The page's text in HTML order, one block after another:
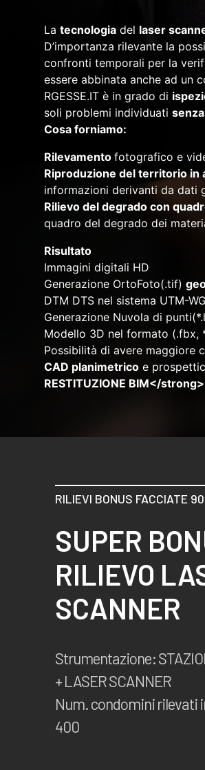
La tecnologia del laser
D’importanza rilevante la
confronti temporali per la
essere abbinata anche ad un
RGESSE.IT è in grado di
soli problemi individuati
Cosa forniamo:
Rilevamento fotografico e
Riproduzione del territorio in
informazioni derivanti da dati
Rilievo del degrado con
quadro del degrado dei
Risultato
Immagini digitali HD
Generazione OrtoFoto(.tif)
DTM DTS nel sistema UTM-
Generazione Nuvola di
Modello 3D nel formato (.fbx,
Possibilità di avere maggiore
CAD planimetrico e
RESTITUZIONE BIM</
RILIEVI BONUS FACCIATE
SUPER
RILIEVO
SCANNER
Strumentazione:
+ LASER SCANNER
Num. condomini rilevati
400